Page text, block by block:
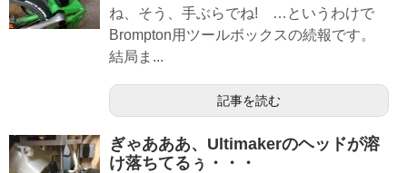
ね、そう、手ぶらでね! …というわけで
Brompton用ツールボックスの続報です。
結局ま...
記事を読む
ぎゃあああ、Ultimakerのヘッドが溶
け落ちてるぅ・・・